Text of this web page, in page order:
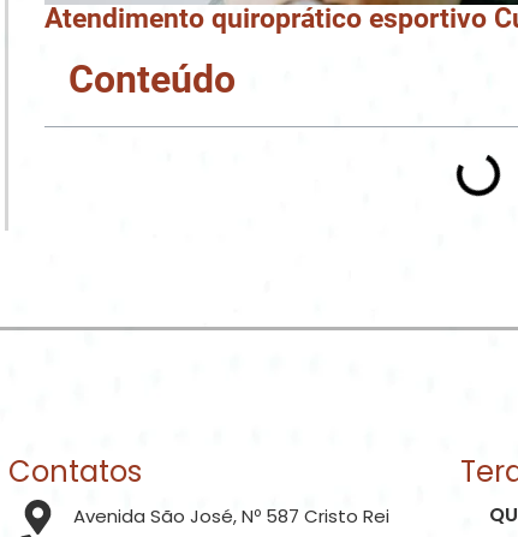
Atendimento quiroprático esportivo
Conteúdo
Contatos
Avenida São José, Nº 587 Cristo Rei